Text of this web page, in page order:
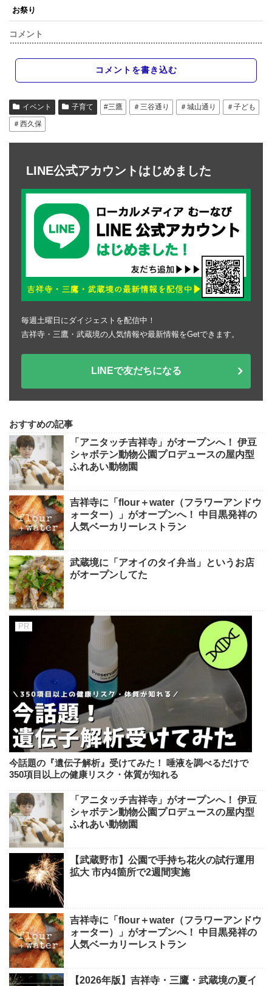
お祭り
コメント
コメントを書き込む
イベント 子育て #三鷹 ＃三谷通り ＃城山通り
＃子ども
＃西久保
LINE公式アカウントはじめました
毎週土曜日にダイジェストを配信中！
吉祥寺・三鷹・武蔵境の人気情報や最新情報をGetできます。
LINEで友だちになる
おすすめの記事
「アニタッチ吉祥寺」がオープンへ！ 伊豆
シャボテン動物公園プロデュースの屋内型
ふれあい動物園
吉祥寺に「flour＋water（フラワーアンドウ
ォーター）」がオープンへ！ 中目黒発祥の
人気ベーカリーレストラン
武蔵境に「アオイのタイ弁当」というお店
がオープンしてた
今話題の『遺伝子解析』受けてみた！ 唾液を調べるだけで
350項目以上の健康リスク・体質が知れる
「アニタッチ吉祥寺」がオープンへ！ 伊豆
シャボテン動物公園プロデュースの屋内型
ふれあい動物園
【武蔵野市】公園で手持ち花火の試行運用
拡大 市内4箇所で2週間実施
吉祥寺に「flour＋water（フラワーアンドウ
ォーター）」がオープンへ！ 中目黒発祥の
人気ベーカリーレストラン
【2026年版】吉祥寺・三鷹・武蔵境の夏イ